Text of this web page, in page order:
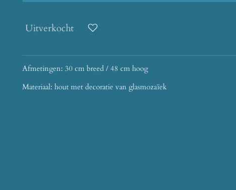
Uitverkocht
Afmetingen: 30 cm breed / 48 cm hoog
Materiaal: hout met decoratie van glasmozaïek